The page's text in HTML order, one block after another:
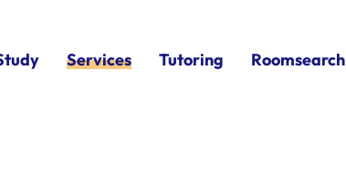
Services Tutoring Roomsearch